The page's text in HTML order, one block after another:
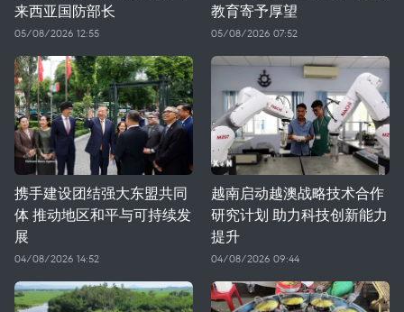
来西亚国防部长
05/08/2026 12:55
教育寄予厚望
05/08/2026 07:52
携手建设团结强大东盟共同
体 推动地区和平与可持续发
展
04/08/2026 14:52
越南启动越澳战略技术合作
研究计划 助力科技创新能力
提升
04/08/2026 09:44